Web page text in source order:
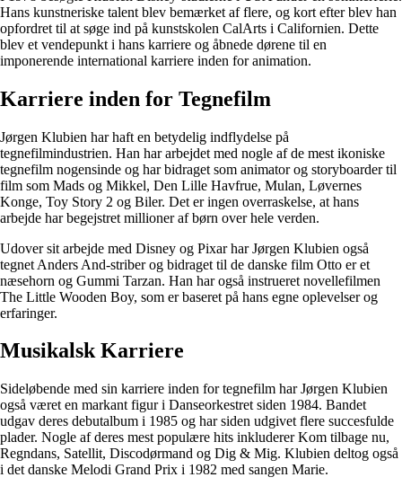
Hans kunstneriske talent blev bemærket af flere, og kort efter blev han
opfordret til at søge ind på kunstskolen CalArts i Californien. Dette
blev et vendepunkt i hans karriere og åbnede dørene til en
imponerende international karriere inden for animation.
Karriere inden for Tegnefilm
Jørgen Klubien har haft en betydelig indflydelse på
tegnefilmindustrien. Han har arbejdet med nogle af de mest ikoniske
tegnefilm nogensinde og har bidraget som animator og storyboarder til
film som Mads og Mikkel, Den Lille Havfrue, Mulan, Løvernes
Konge, Toy Story 2 og Biler. Det er ingen overraskelse, at hans
arbejde har begejstret millioner af børn over hele verden.
Udover sit arbejde med Disney og Pixar har Jørgen Klubien også
tegnet Anders And-striber og bidraget til de danske film Otto er et
næsehorn og Gummi Tarzan. Han har også instrueret novellefilmen
The Little Wooden Boy, som er baseret på hans egne oplevelser og
erfaringer.
Musikalsk Karriere
Sideløbende med sin karriere inden for tegnefilm har Jørgen Klubien
også været en markant figur i Danseorkestret siden 1984. Bandet
udgav deres debutalbum i 1985 og har siden udgivet flere succesfulde
plader. Nogle af deres mest populære hits inkluderer Kom tilbage nu,
Regndans, Satellit, Discodørmand og Dig & Mig. Klubien deltog også
i det danske Melodi Grand Prix i 1982 med sangen Marie.